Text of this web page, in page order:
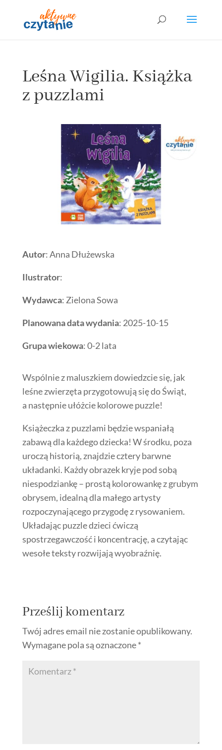
Leśna Wigilia. Książka
z puzzlami
Autor: Anna Dłużewska
Ilustrator:
Wydawca: Zielona Sowa
Planowana data wydania: 2025-10-15
Grupa wiekowa: 0-2 lata
Wspólnie z maluszkiem dowiedzcie się, jak
leśne zwierzęta przygotowują się do Świąt,
a następnie ułóżcie kolorowe puzzle!
Książeczka z puzzlami będzie wspaniałą
zabawą dla każdego dziecka! W środku, poza
uroczą historią, znajdzie cztery barwne
układanki. Każdy obrazek kryje pod sobą
niespodziankę – prostą kolorowankę z grubym
obrysem, idealną dla małego artysty
rozpoczynającego przygodę z rysowaniem.
Układając puzzle dzieci ćwiczą
spostrzegawczość i koncentrację, a czytając
wesołe teksty rozwijają wyobraźnię.
Prześlij komentarz
Twój adres email nie zostanie opublikowany.
Wymagane pola są oznaczone*